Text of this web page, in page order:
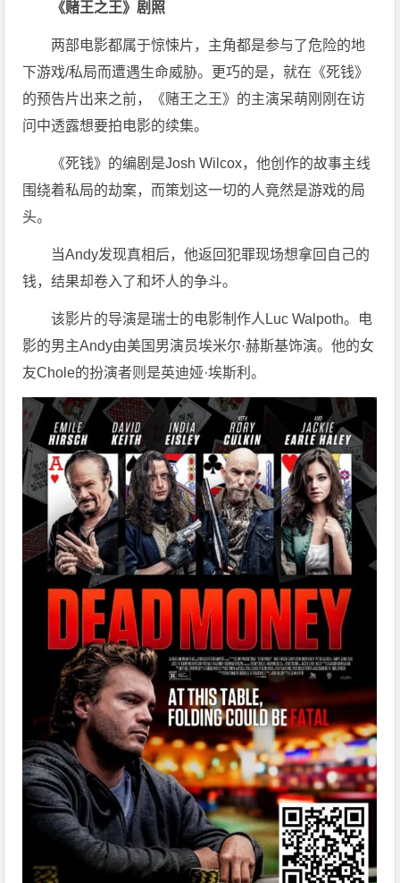
《赌王之王》剧照
两部电影都属于惊悚片，主角都是参与了危险的地
下游戏/私局而遭遇生命威胁。更巧的是，就在《死钱》
的预告片出来之前，《赌王之王》的主演呆萌刚刚在访
问中透露想要拍电影的续集。
《死钱》的编剧是Josh Wilcox，他创作的故事主线
围绕着私局的劫案，而策划这一切的人竟然是游戏的局
头。
当Andy发现真相后，他返回犯罪现场想拿回自己的
钱，结果却卷入了和坏人的争斗。
该影片的导演是瑞士的电影制作人Luc Walpoth。电
影的男主Andy由美国男演员埃米尔·赫斯基饰演。他的女
友Chole的扮演者则是英迪娅·埃斯利。